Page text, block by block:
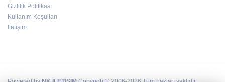
Gizlilik Politikası
Kullanım Koşulları
İletişim